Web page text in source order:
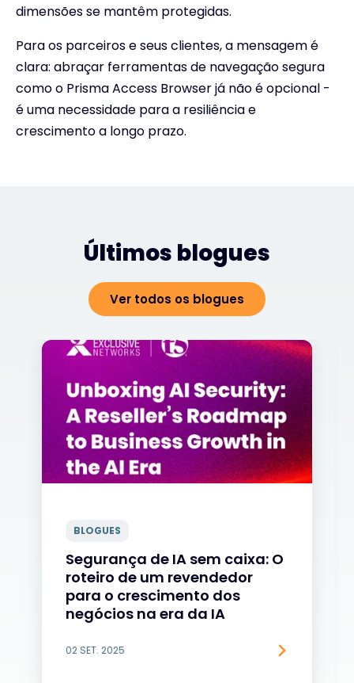
dimensões se mantêm protegidas.
Para os parceiros e seus clientes, a mensagem é
clara: abraçar ferramentas de navegação segura
como o Prisma Access Browser já não é opcional -
é uma necessidade para a resiliência e
crescimento a longo prazo.
Últimos blogues
Ver todos os blogues
BLOGUES
Segurança de IA sem caixa: O
roteiro de um revendedor
para o crescimento dos
negócios na era da IA
02 SET. 2025